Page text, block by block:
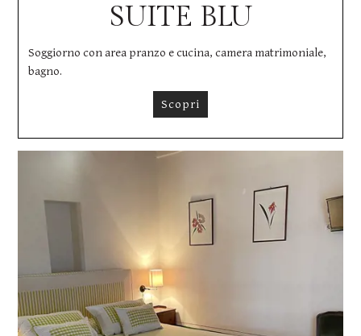
SUITE BLU
Soggiorno con area pranzo e cucina, camera matrimoniale,
bagno.
Scopri